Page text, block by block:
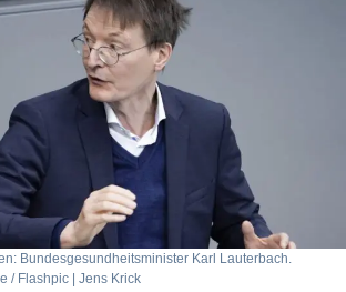
Bundesgesundheitsminister Karl Lauterbach.
/ Flashpic | Jens Krick